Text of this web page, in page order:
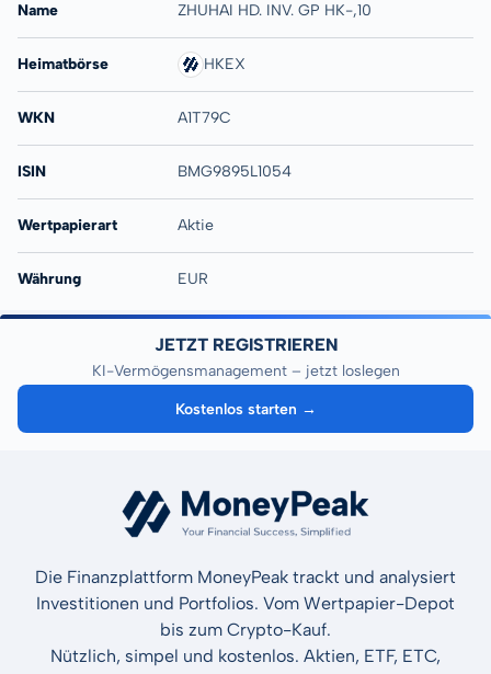
Name ZHUHAI HD. INV. GP HK-,10
Heimatbörse HKEX
WKN A1T79C
ISIN BMG9895L1054
Wertpapierart Aktie
Währung EUR
JETZT REGISTRIEREN
KI-Vermögensmanagement – jetzt loslegen
Kostenlos starten →
Die Finanzplattform MoneyPeak trackt und analysiert
Investitionen und Portfolios. Vom Wertpapier-Depot
bis zum Crypto-Kauf.
Nützlich, simpel und kostenlos. Aktien, ETF, ETC,